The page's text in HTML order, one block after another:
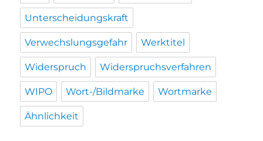
Unterscheidungskraft
Verwechslungsgefahr Werktitel
Widerspruch Widerspruchsverfahren
WIPO Wort-/Bildmarke Wortmarke
Ähnlichkeit